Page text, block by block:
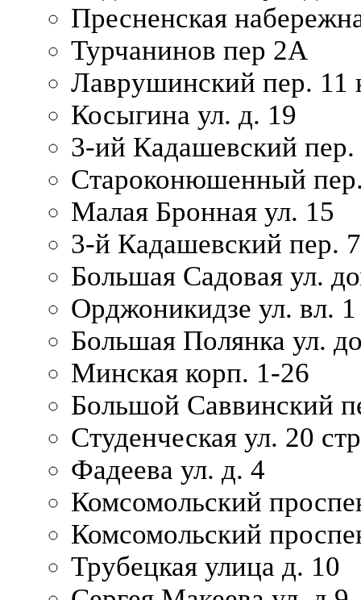
Пресненская
Турчанинов пер 2А
Лаврушинский пер. 11
Косыгина ул. д. 19
3-ий Кадашевский пер.
Староконюшенный
Малая Бронная ул. 15
3-й Кадашевский пер.
Большая Садовая ул.
Орджоникидзе ул. вл. 1
Большая Полянка ул.
Минская корп. 1-26
Большой Саввинский
Студенческая ул. 20
Фадеева ул. д. 4
Комсомольский
Комсомольский
Трубецкая улица д. 10